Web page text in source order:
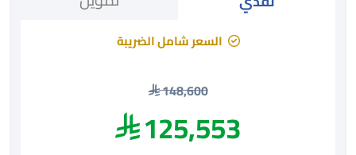
السعر شامل الضريبة
148,600
125,553